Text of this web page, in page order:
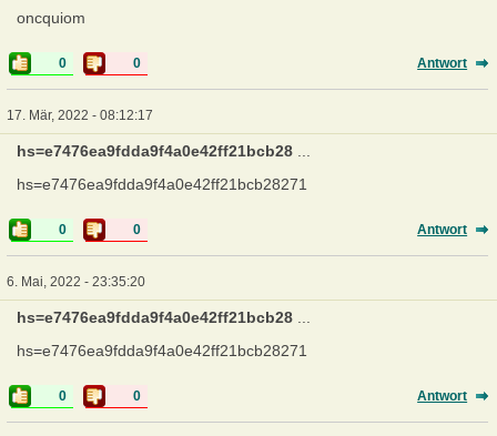
oncquiom
0 0 Antwort
17. Mär, 2022 - 08:12:17
hs=e7476ea9fdda9f4a0e42ff21bcb28 ...
hs=e7476ea9fdda9f4a0e42ff21bcb28271
0 0 Antwort
6. Mai, 2022 - 23:35:20
hs=e7476ea9fdda9f4a0e42ff21bcb28 ...
hs=e7476ea9fdda9f4a0e42ff21bcb28271
0 0 Antwort